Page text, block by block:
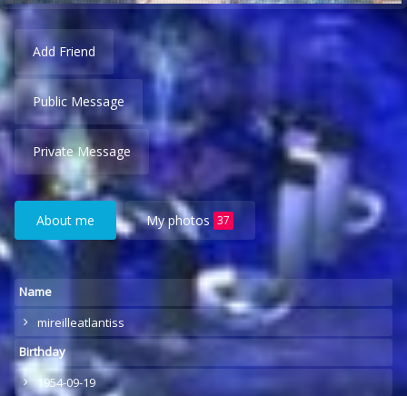
Add Friend
Public Message
Private Message
About me My photos 37
Name
mireilleatlantiss
Birthday
1954-09-19